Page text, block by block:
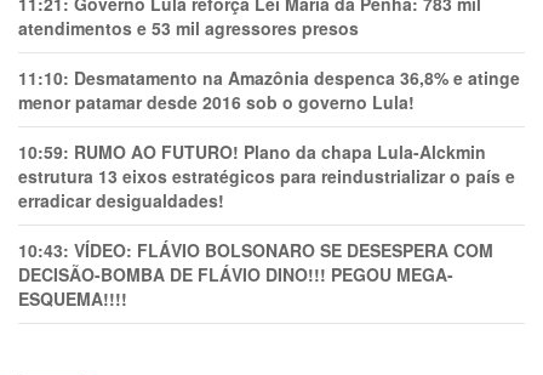
atendimentos e 53 mil agressores presos
11:10: Desmatamento na Amazônia despenca 36,8% e atinge
menor patamar desde 2016 sob o governo Lula!
10:59: RUMO AO FUTURO! Plano da chapa Lula-Alckmin
estrutura 13 eixos estratégicos para reindustrializar o país e
erradicar desigualdades!
10:43: VÍDEO: FLÁVIO BOLSONARO SE DESESPERA COM
DECISÃO-BOMBA DE FLÁVIO DINO!!! PEGOU MEGA-
ESQUEMA!!!!